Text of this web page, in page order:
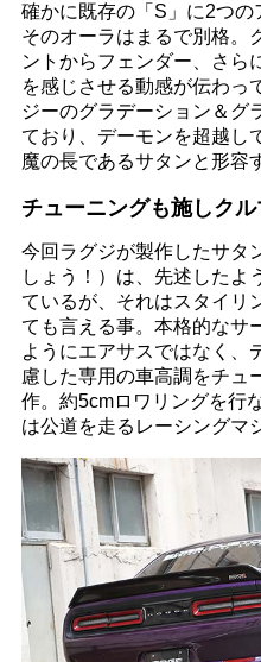
確かに既存の「S」に2つの
そのオーラはまるで別格。
ントからフェンダー、さら
を感じさせる動感が伝わっ
ジーのグラデーション＆グ
ており、デーモンを超越し
魔の長であるサタンと形容
チューニングも施しクル
今回ラグジが製作したサタ
しょう！）は、先述したよ
ているが、それはスタイリ
ても言える事。本格的なサ
ようにエアサスではなく、
慮した専用の車高調をチュ
作。約5cmロワリングを行
は公道を走るレーシングマ